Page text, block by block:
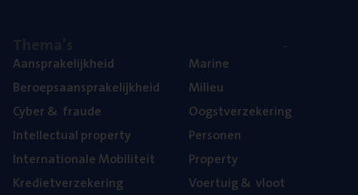
Aan­spra­ke­lijk­heid
Beroeps­aan­spra­ke­lijk­heid
Cyber& fraude
Intel­lec­tu­al property
Inter­na­ti­o­na­le Mobiliteit
Kre­diet­ver­ze­ke­ring
Mari­ne
Mili­eu
Oogst­ver­ze­ke­ring
Per­so­nen
Pro­per­ty
Voer­tuig& vloot